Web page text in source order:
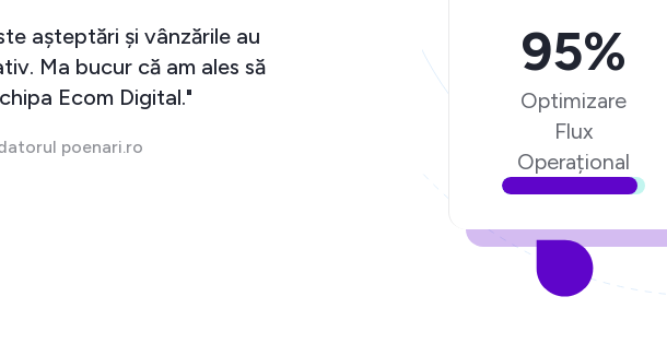
"O experiență peste așteptări și vânzările au
crescut semnificativ. Ma bucur că am ales să
am încredere în echipa Ecom Digital."
Lucian Poenari,Fondatorul poenari.ro
95%
Optimizare
Flux
Operațional